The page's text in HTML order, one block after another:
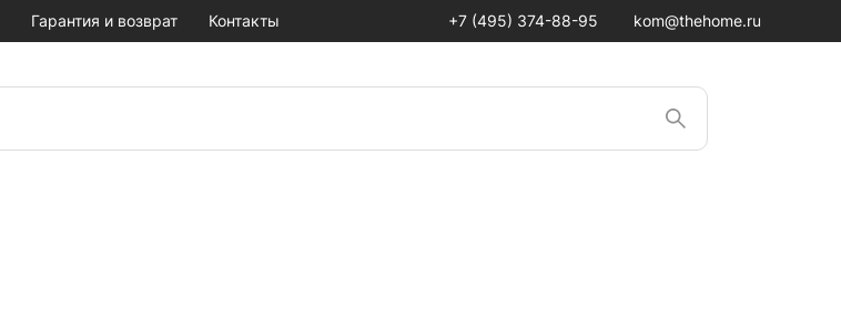
Гарантия и возврат Контакты +7 (495) 374-88-95 kom@thehome.ru